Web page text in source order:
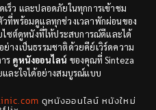
สารคดี(12)
สารคดี(3)
ม่า(278)
ร็ว และปลอดภัยในทุกการเข้าชม
ที่พร้อมดูแลทุกช่วงเวลาพักผ่อนของ
ซต์ดูหนังที่ให้ประสบการณ์ดีและได้
างเป็นธรรมชาติด้วยคีย์เวิร์ดความ
ร ดูหนังออนไลน์ ของคุณที่ Sinteza
และใจได้อย่างสมบูรณ์แบบ
ดูหนังออนไลน์ หนังใหม่